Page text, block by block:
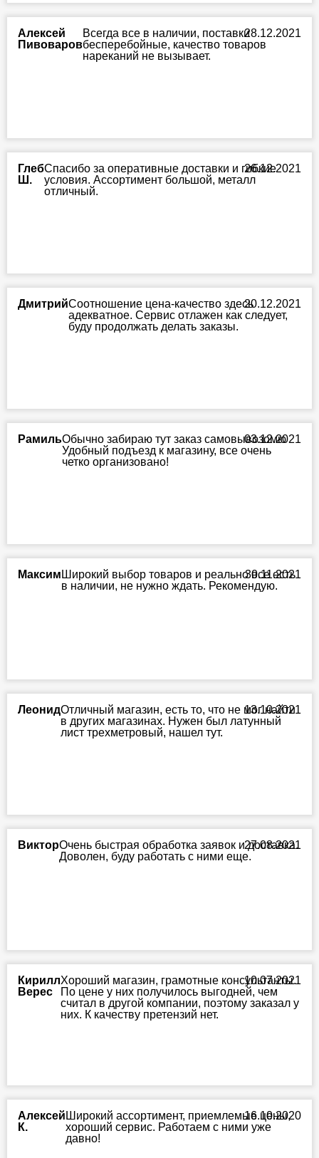
Алексей
Пивоваров
28.12.2021
Всегда все в наличии, поставки
бесперебойные, качество товаров
нареканий не вызывает.
Глеб
Ш.
26.12.2021
Спасибо за оперативные доставки и гибкие
условия. Ассортимент большой, металл
отличный.
Дмитрий 20.12.2021
Соотношение цена-качество здесь
адекватное. Сервис отлажен как следует,
буду продолжать делать заказы.
Рамиль 03.12.2021
Обычно забираю тут заказ самовывозомю
Удобный подъезд к магазину, все очень
четко организовано!
Максим 30.11.2021
Широкий выбор товаров и реально все есть
в наличии, не нужно ждать. Рекомендую.
Леонид 13.10.2021
Отличный магазин, есть то, что не мог найти
в других магазинах. Нужен был латунный
лист трехметровый, нашел тут.
Виктор 27.08.2021
Очень быстрая обработка заявок и доставка.
Доволен, буду работать с ними еще.
Кирилл
Верес
10.07.2021
Хороший магазин, грамотные консультанты.
По цене у них получилось выгодней, чем
считал в другой компании, поэтому заказал у
них. К качеству претензий нет.
Алексей
К.
16.10.2020
Широкий ассортимент, приемлемые цены,
хороший сервис. Работаем с ними уже
давно!